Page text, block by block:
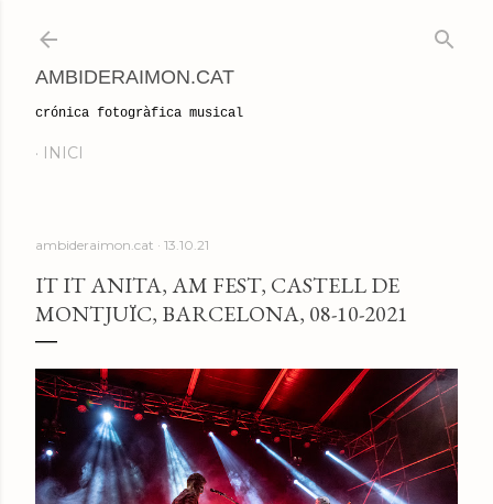
AMBIDERAIMON.CAT
crónica fotogràfica musical
INICI
ambideraimon.cat 13.10.21
IT IT ANITA, AM FEST, CASTELL DE
MONTJUÏC, BARCELONA, 08-10-2021